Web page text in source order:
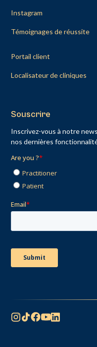
Instagram
Témoignages de réussite
Portail client
Localisateur de cliniques
Souscrire
Inscrivez-vous à notre
nos dernières